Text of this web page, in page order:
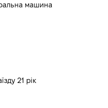
машина
21 рік